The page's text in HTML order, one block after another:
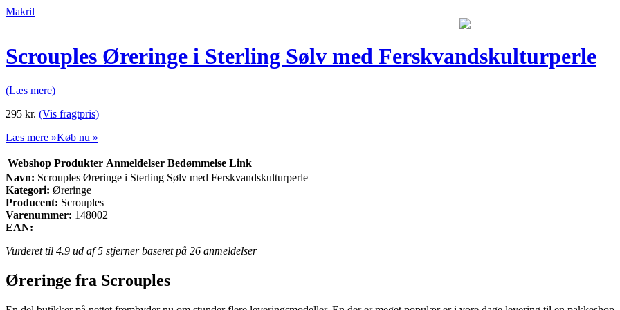
Makril
Scrouples Øreringe i Sterling Sølv med Ferskvandskulturperle
(Læs mere)
295 kr. (Vis fragtpris)
Læs mere »Køb nu »
Webshop Produkter Anmeldelser Bedømmelse Link
Navn: Scrouples Øreringe i Sterling Sølv med Ferskvandskulturperle
Kategori: Øreringe
Producent: Scrouples
Varenummer: 148002
EAN:
Vurderet til 4.9 ud af 5 stjerner baseret på 26 anmeldelser
Øreringe fra Scrouples